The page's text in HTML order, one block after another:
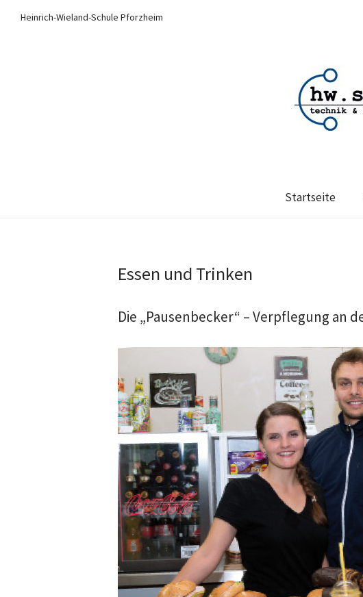
Heinrich-Wieland-Schule Pforzheim
Startseite
Essen und Trinken
Die „Pausenbecker“ – Verpflegung an